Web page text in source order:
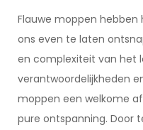
Flauwe moppen
ons even te laten
en complexiteit van het
verantwoordelijkheden
moppen een welkome
pure ontspanning. Door